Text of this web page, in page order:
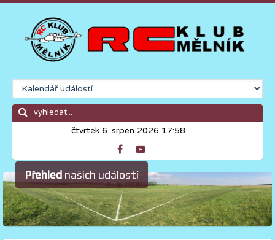
čtvrtek 6. srpen 2026 17:58
Přehled našich událostí